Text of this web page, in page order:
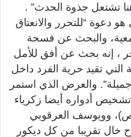
تشتعل جذوة الحدث” .
دعوة “للتحرر والانعتاق
والبحث عن فسحة
، إنه بحث عن أفق للأمل
تقيد حرية الفرد داخل
والعرض الذي استمر
أدواره أيضا زكرياء
وويوسف العرقوبي
خال تقريبا من كل ديكور